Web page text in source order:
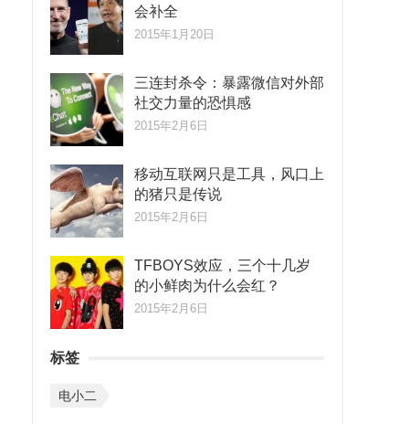
会补全
2015年1月20日
三连封杀令：暴露微信对外部
社交力量的恐惧感
2015年2月6日
移动互联网只是工具，风口上
的猪只是传说
2015年2月6日
TFBOYS效应，三个十几岁
的小鲜肉为什么会红？
2015年2月6日
标签
电小二